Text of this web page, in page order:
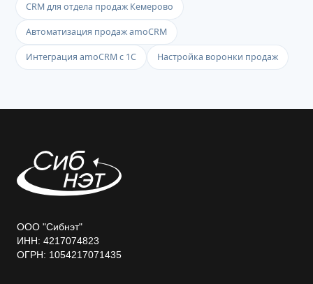
CRM для отдела продаж Кемерово
Автоматизация продаж amoCRM
Интеграция amoCRM с 1С Настройка воронки продаж
ООО "Сибнэт"
ИНН: 4217074823
ОГРН: 1054217071435